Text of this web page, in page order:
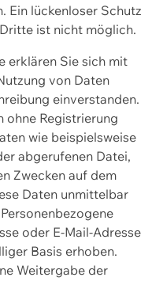
Ein lückenloser Schutz
ist nicht möglich.
erklären Sie sich mit
von Daten
einverstanden.
ohne Registrierung
wie beispielsweise
abgerufenen Datei,
Zwecken auf dem
Daten unmittelbar
oder E-Mail-Adresse
Basis erhoben.
Weitergabe der